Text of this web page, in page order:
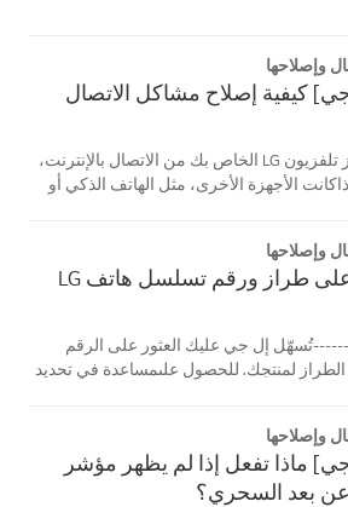
وإصلاحها
كيفية إصلاح مشاكل الاتصال
إذا لم يتمكن جهاز تلفزيون LG الخاص بك من الاتصال بالإنترنت،
الأجهزة الأخرى، مثل الهاتف الذكي أو
وإصلاحها
كيفية العثور على طراز ورقم تسلسل هاتف LG
تُسهّل إل جي عليك العثور على الرقم
لمنتجك. للحصول علىمساعدة في تحديد
وإصلاحها
ماذا تفعل إذا لم يظهر مؤشر
عن بعد السحري؟